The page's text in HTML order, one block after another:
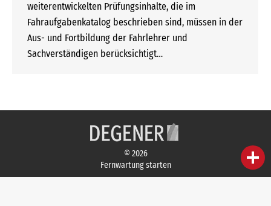
weiterentwickelten Prüfungsinhalte, die im
Fahraufgabenkatalog beschrieben sind, müssen in der
Aus- und Fortbildung der Fahrlehrer und
Sachverständigen berücksichtigt…
© 2026
Fernwartung starten
person